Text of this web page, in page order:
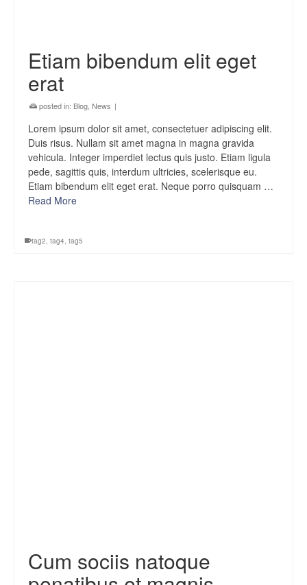
Etiam bibendum elit eget
erat
posted in: Blog News |
Lorem ipsum dolor sit amet, consectetuer adipiscing elit.
Duis risus. Nullam sit amet magna in magna gravida
vehicula. Integer imperdiet lectus quis justo. Etiam ligula
pede, sagittis quis, interdum ultricies, scelerisque eu.
Etiam bibendum elit eget erat. Neque porro quisquam …
Read More
tag2, tag4, tag5
Cum sociis natoque